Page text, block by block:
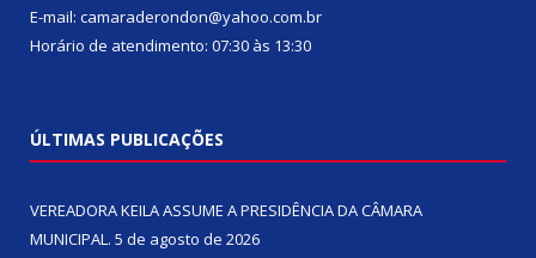
E-mail: camaraderondon@yahoo.com.br
Horário de atendimento: 07:30 às 13:30
ÚLTIMAS PUBLICAÇÕES
VEREADORA KEILA ASSUME A PRESIDÊNCIA DA CÂMARA
MUNICIPAL. 5 de agosto de 2026